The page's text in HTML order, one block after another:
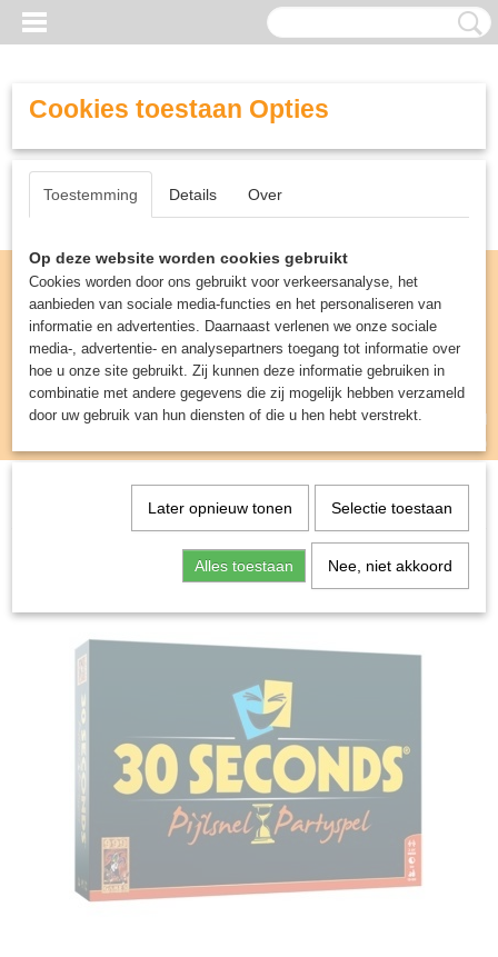
Inloggen Registreren
UW WINKELWAGEN
(0)
Spellen & Puzzels> 30 Seconds - Partyspel
Cookies toestaan Opties
Toestemming Details Over
Op deze website worden cookies gebruikt
Cookies worden door ons gebruikt voor verkeersanalyse, het
aanbieden van sociale media-functies en het personaliseren van
informatie en advertenties. Daarnaast verlenen we onze sociale
media-, advertentie- en analysepartners toegang tot informatie over
hoe u onze site gebruikt. Zij kunnen deze informatie gebruiken in
combinatie met andere gegevens die zij mogelijk hebben verzameld
door uw gebruik van hun diensten of die u hen hebt verstrekt.
Later opnieuw tonen Selectie toestaan
Alles toestaan Nee, niet akkoord